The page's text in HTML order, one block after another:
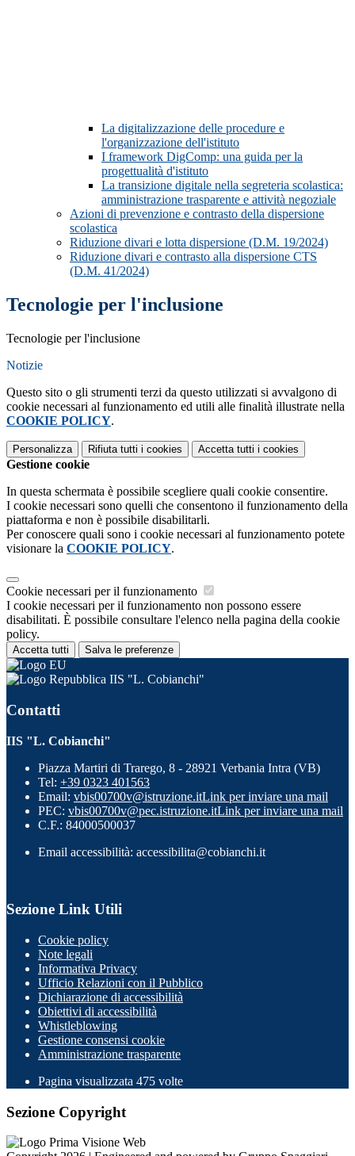
La digitalizzazione delle procedure e
l'organizzazione dell'istituto
I framework DigComp: una guida per la
progettualità d'istituto
La transizione digitale nella segreteria scolastica:
amministrazione trasparente e attività negoziale
Azioni di prevenzione e contrasto della dispersione
scolastica
Riduzione divari e lotta dispersione (D.M. 19/2024)
Riduzione divari e contrasto alla dispersione CTS
(D.M. 41/2024)
Tecnologie per l'inclusione
Tecnologie per l'inclusione
Notizie
Questo sito o gli strumenti terzi da questo utilizzati si avvalgono di
cookie necessari al funzionamento ed utili alle finalità illustrate nella
COOKIE POLICY.
Personalizza Rifiuta tutti i cookies Accetta tutti i cookies
Gestione cookie
In questa schermata è possibile scegliere quali cookie consentire.
I cookie necessari sono quelli che consentono il funzionamento della
piattaforma e non è possibile disabilitarli.
Per conoscere quali sono i cookie necessari al funzionamento potete
visionare la COOKIE POLICY.
Cookie necessari per il funzionamento
I cookie necessari per il funzionamento non possono essere
disabilitati. È possibile consultare l'elenco nella pagina della cookie
policy.
Accetta tutti Salva le preferenze
IIS "L. Cobianchi"
Contatti
IIS "L. Cobianchi"
Piazza Martiri di Trarego, 8 - 28921 Verbania Intra (VB)
Tel: +39 0323 401563
Email: vbis00700v@istruzione.itLink per inviare una mail
PEC: vbis00700v@pec.istruzione.itLink per inviare una mail
C.F.: 84000500037
Email accessibilità: accessibilita@cobianchi.it
Sezione Link Utili
Cookie policy
Note legali
Informativa Privacy
Ufficio Relazioni con il Pubblico
Dichiarazione di accessibilità
Obiettivi di accessibilità
Whistleblowing
Gestione consensi cookie
Amministrazione trasparente
Pagina visualizzata 475 volte
Sezione Copyright